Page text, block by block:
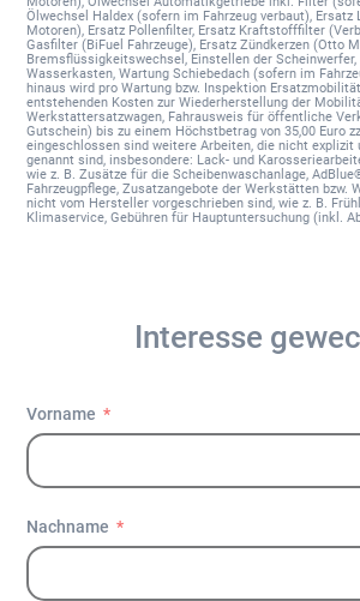
Ölwechsel Haldex (sofern im Fahrzeug verbaut),
Motoren), Ersatz Pollenfilter, Ersatz Kraftstofffilter
Gasfilter (BiFuel Fahrzeuge), Ersatz Zündkerzen (Otto
Bremsflüssigkeitswechsel, Einstellen der Scheinwerfer,
Wasserkasten, Wartung Schiebedach (sofern im
hinaus wird pro Wartung bzw. Inspektion
entstehenden Kosten zur Wiederherstellung der
Werkstattersatzwagen, Fahrausweis für öffentliche
Gutschein) bis zu einem Höchstbetrag von 35,00 Euro
eingeschlossen sind weitere Arbeiten, die nicht explizit
genannt sind, insbesondere: Lack- und
wie z. B. Zusätze für die Scheibenwaschanlage,
Fahrzeugpflege, Zusatzangebote der Werkstätten bzw.
nicht vom Hersteller vorgeschrieben sind, wie z. B.
Klimaservice, Gebühren für Hauptuntersuchung (inkl.
Interesse
Vorname
Nachname